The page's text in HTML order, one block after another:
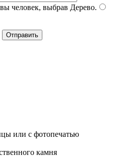
человек, выбрав Дерево.
или с фотопечатью
камня